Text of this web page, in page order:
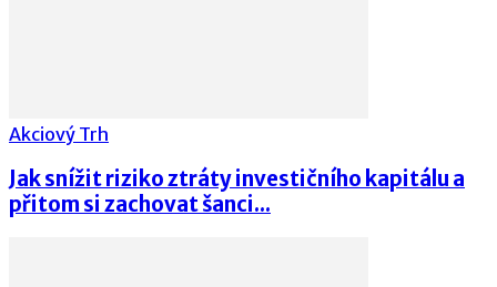
Akciový Trh
Jak snížit riziko ztráty investičního kapitálu a
přitom si zachovat šanci...